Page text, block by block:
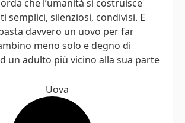
che l’umanità si costruisce
semplici, silenziosi, condivisi. E
davvero un uovo per far
meno solo e degno di
un adulto più vicino alla sua parte